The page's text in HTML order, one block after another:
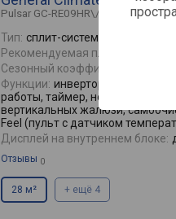
Pulsar GC-RE09HR\/GU-RE09H
Тип: сплит-система
Рекомендуемая площадь
Сезонный коэффициент SEER
Функции: инверторное
работы, таймер, ночной режим,
вертикальных жалюзи,
Feel (пульт с датчиком
Дисплей на внутреннем блоке:
Отзывы 0
28 м² + ещё 4